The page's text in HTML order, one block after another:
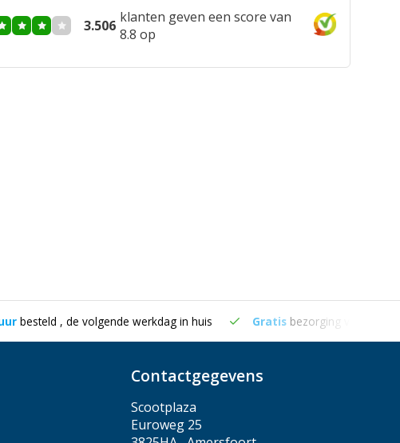
3.506 klanten geven een score van
8.8 op
besteld , de volgende werkdag in huis Gratis bezorging vanaf €50
Contactgegevens
Scootplaza
Euroweg 25